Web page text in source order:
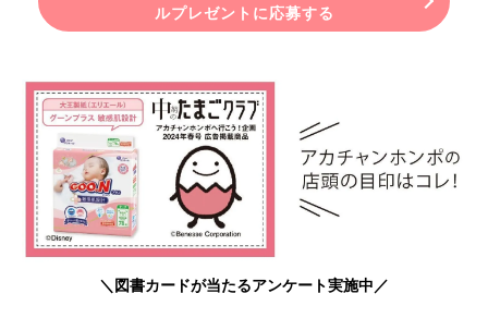
ルプレゼントに応募する
＼図書カードが当たるアンケート実施中／